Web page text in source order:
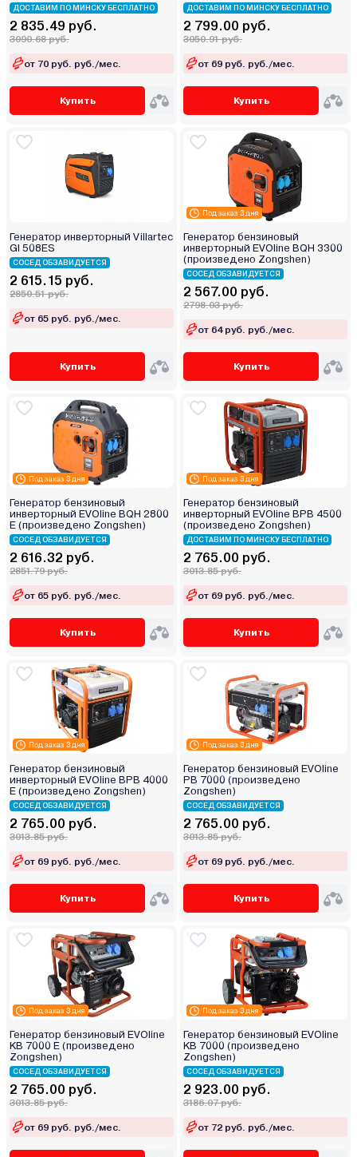
ДОСТАВИМ ПО МИНСКУ БЕСПЛАТНО
2 835.49 руб.
3090.68 руб.
от 70 руб. руб./мес.
Купить
ДОСТАВИМ ПО МИНСКУ БЕСПЛАТНО
2 799.00 руб.
3050.91 руб.
от 69 руб. руб./мес.
Купить
Генератор инверторный Villartec
GI 508ES
СОСЕД ОБЗАВИДУЕТСЯ
2 615.15 руб.
2850.51 руб.
от 65 руб. руб./мес.
Купить
Под заказ 3 дня
Генератор бензиновый
инверторный EVOline BQH 3300
(произведено Zongshen)
СОСЕД ОБЗАВИДУЕТСЯ
2 567.00 руб.
2798.03 руб.
от 64 руб. руб./мес.
Купить
Под заказ 3 дня
Генератор бензиновый
инверторный EVOline BQH 2800
E (произведено Zongshen)
СОСЕД ОБЗАВИДУЕТСЯ
2 616.32 руб.
2851.79 руб.
от 65 руб. руб./мес.
Купить
Под заказ 3 дня
Генератор бензиновый
инверторный EVOline BPB 4500
(произведено Zongshen)
ДОСТАВИМ ПО МИНСКУ БЕСПЛАТНО
2 765.00 руб.
3013.85 руб.
от 69 руб. руб./мес.
Купить
Под заказ 3 дня
Генератор бензиновый
инверторный EVOline BPB 4000
E (произведено Zongshen)
СОСЕД ОБЗАВИДУЕТСЯ
2 765.00 руб.
3013.85 руб.
от 69 руб. руб./мес.
Купить
Под заказ 3 дня
Генератор бензиновый EVOline
PB 7000 (произведено
Zongshen)
СОСЕД ОБЗАВИДУЕТСЯ
2 765.00 руб.
3013.85 руб.
от 69 руб. руб./мес.
Купить
Под заказ 3 дня
Генератор бензиновый EVOline
KB 7000 E (произведено
Zongshen)
СОСЕД ОБЗАВИДУЕТСЯ
2 765.00 руб.
3013.85 руб.
от 69 руб. руб./мес.
Под заказ 3 дня
Генератор бензиновый EVOline
KB 7000 (произведено
Zongshen)
СОСЕД ОБЗАВИДУЕТСЯ
2 923.00 руб.
3186.07 руб.
от 72 руб. руб./мес.